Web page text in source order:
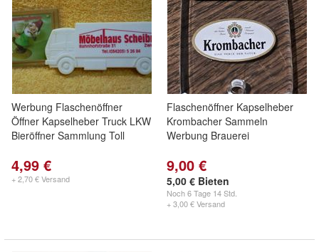
Werbung Flaschenöffner
Öffner Kapselheber Truck LKW
Bieröffner Sammlung Toll
4,99 €
+ 2,70 € Versand
Flaschenöffner Kapselheber
Krombacher Sammeln
Werbung Brauerei
9,00 €
5,00 € Bieten
Noch6 Tage 14 Std.
+ 3,00 € Versand